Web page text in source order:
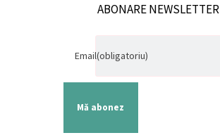
ABONARE NEWSLETTER
Email(obligatoriu)
Mă abonez